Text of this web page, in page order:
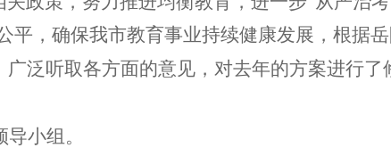
平，确保我市教育事业持续健康发展，根据
泛听取各方面的意见，对去年的方案进行了
小组。